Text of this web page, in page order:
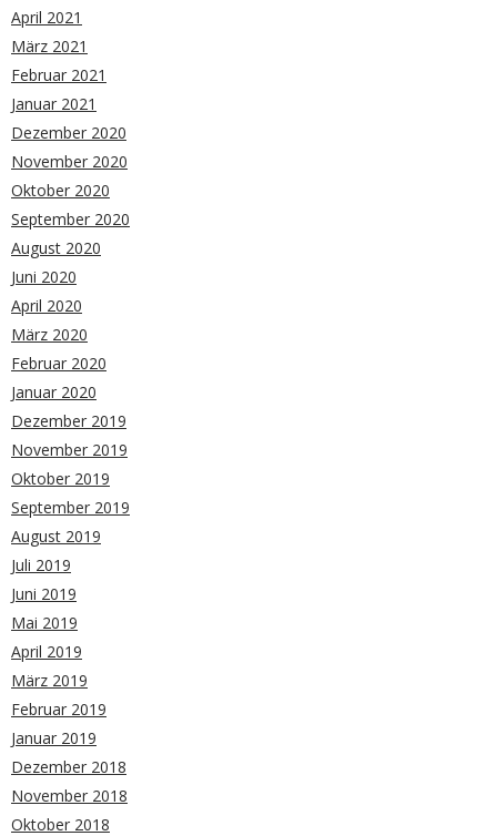
April 2021
März 2021
Februar 2021
Januar 2021
Dezember 2020
November 2020
Oktober 2020
September 2020
August 2020
Juni 2020
April 2020
März 2020
Februar 2020
Januar 2020
Dezember 2019
November 2019
Oktober 2019
September 2019
August 2019
Juli 2019
Juni 2019
Mai 2019
April 2019
März 2019
Februar 2019
Januar 2019
Dezember 2018
November 2018
Oktober 2018